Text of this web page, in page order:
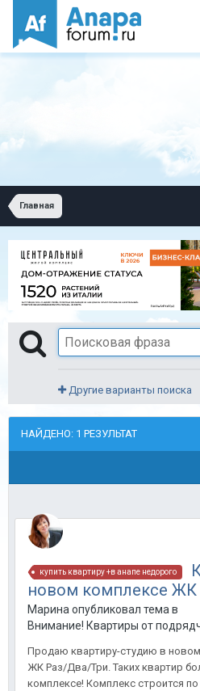
Главная
Другие варианты поиска
НАЙДЕНО: 1 РЕЗУЛЬТАТ
купить квартиру +в анапе недорого
новом комплексе
Марина опубликовал тема в
Внимание! Квартиры от
Продаю квартиру-студию в
ЖК Раз/Два/Три. Таких квартир
комплексе! Комплекс строится